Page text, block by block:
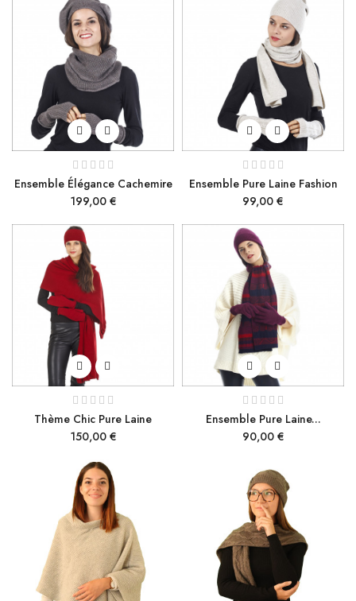
Ensemble Élégance Cachemire
Prix
199,00 €
Ensemble Pure Laine Fashion
Prix
99,00 €
Thème Chic Pure Laine
Prix
150,00 €
Ensemble Pure Laine...
Prix
90,00 €